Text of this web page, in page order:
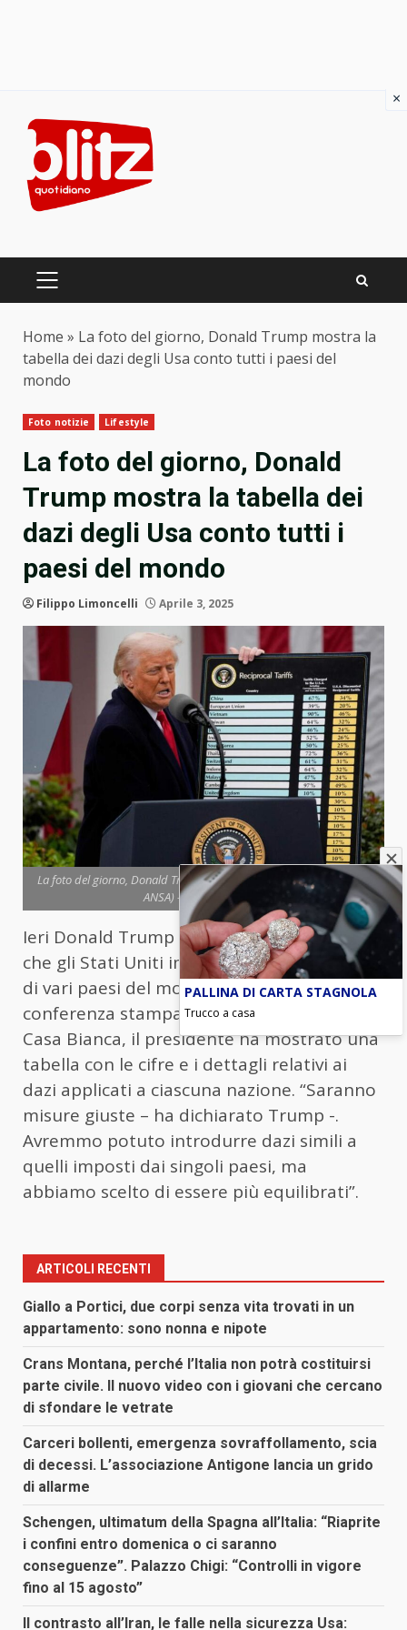
content
PRIMARY
Home » La foto del giorno, Donald Trump mostra la
tabella dei dazi degli Usa conto tutti i paesi del
mondo
Foto notizie Lifestyle
La foto del giorno, Donald
Trump mostra la tabella dei
dazi degli Usa conto tutti i
paesi del mondo
Filippo Limoncelli Aprile 3, 2025
La foto del giorno, Donald Trump mostra la tabella con i dazi (foto
ANSA) - Blitz quotidiano
Ieri Donald Trump ha svelato i nuovi dazi
che gli Stati Uniti imporranno nei confronti
di vari paesi del mondo. Durante una
conferenza stampa nel Rose Garden della
Casa Bianca, il presidente ha mostrato una
tabella con le cifre e i dettagli relativi ai
dazi applicati a ciascuna nazione. “Saranno
misure giuste – ha dichiarato Trump -.
Avremmo potuto introdurre dazi simili a
quelli imposti dai singoli paesi, ma
abbiamo scelto di essere più equilibrati”.
ARTICOLI RECENTI
Giallo a Portici, due corpi senza vita trovati in un
appartamento: sono nonna e nipote
Crans Montana, perché l’Italia non potrà costituirsi
parte civile. Il nuovo video con i giovani che cercano
di sfondare le vetrate
Carceri bollenti, emergenza sovraffollamento, scia
di decessi. L’associazione Antigone lancia un grido
di allarme
Schengen, ultimatum della Spagna all’Italia: “Riaprite
i confini entro domenica o ci saranno
conseguenze”. Palazzo Chigi: “Controlli in vigore
fino al 15 agosto”
Il contrasto all’Iran, le falle nella sicurezza Usa:
×
PALLINA DI CARTA STAGNOLA
Trucco a casa